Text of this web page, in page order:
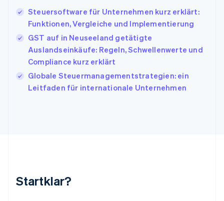
Steuersoftware für Unternehmen kurz erklärt:
Funktionen, Vergleiche und Implementierung
GST auf in Neuseeland getätigte
Auslandseinkäufe: Regeln, Schwellenwerte und
Compliance kurz erklärt
Globale Steuermanagementstrategien: ein
Leitfaden für internationale Unternehmen
Startklar?
Italien
ItalianoEnglish
Japan
Kanada
EnglishFrançais
Kroatien
English Italiano
English简体中文